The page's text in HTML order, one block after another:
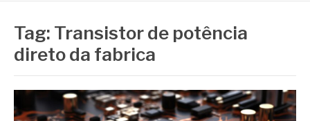
Tag: Transistor de potência
direto da fabrica